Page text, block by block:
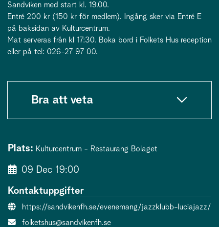
Sandviken med start kl. 19.00.
Entré 200 kr (150 kr för medlem). Ingång sker via Entré E
på baksidan av Kulturcentrum.
Mat serveras från kl 17:30. Boka bord i Folkets Hus reception
eller på tel: 026-27 97 00.
Bra att veta
Plats: Kulturcentrum - Restaurang Bolaget
09 Dec 19:00
Kontaktuppgifter
Evenemangslänk:
https://sandvikenfh.se/evenemang/jazzklubb-luciajazz/
E-post:
folketshus@sandvikenfh.se